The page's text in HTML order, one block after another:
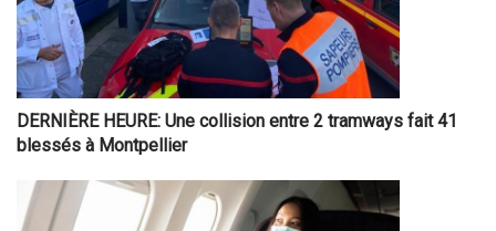
DERNIÈRE HEURE: Une collision entre 2 tramways fait 41
blessés à Montpellier